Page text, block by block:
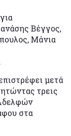
Βέγγος,
Μάνια
μετά
τρεις
στα